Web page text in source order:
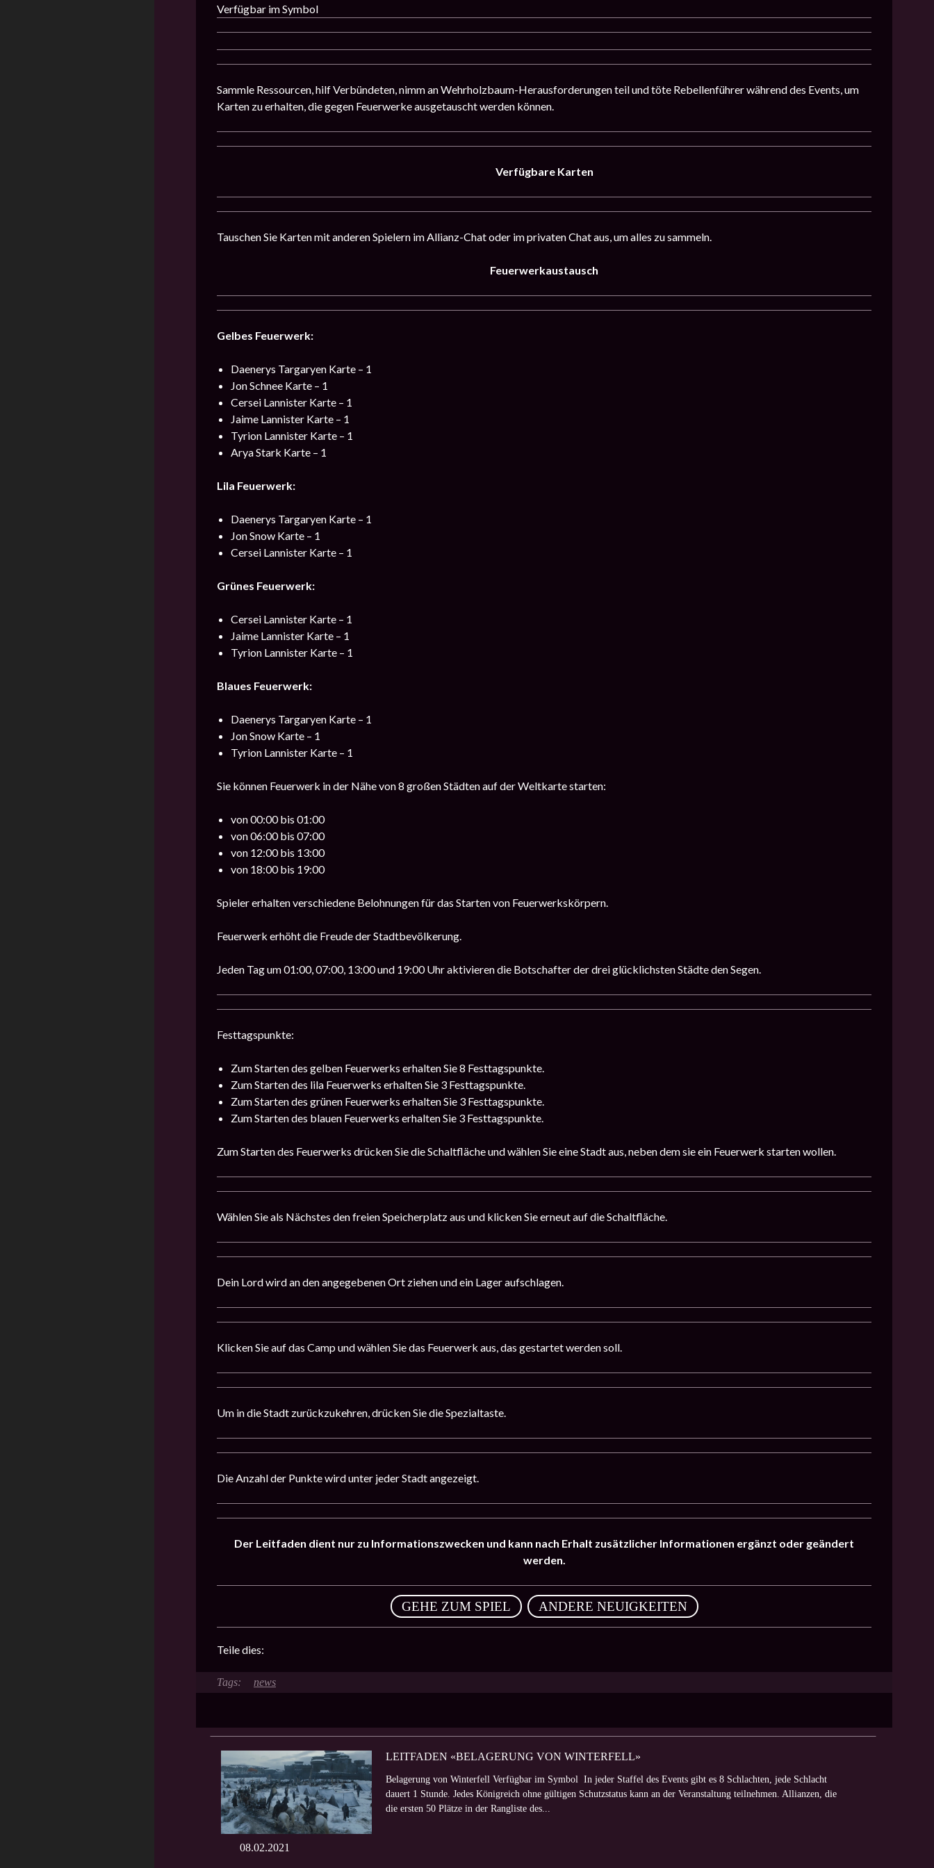
Verfügbar im Symbol
Sammle Ressourcen, hilf Verbündeten, nimm an Wehrholzbaum-Herausforderungen teil und töte Rebellenführer während des Events, um
Karten zu erhalten, die gegen Feuerwerke ausgetauscht werden können.
Verfügbare Karten
Tauschen Sie Karten mit anderen Spielern im Allianz-Chat oder im privaten Chat aus, um alles zu sammeln.
Feuerwerkaustausch
Gelbes Feuerwerk:
Daenerys Targaryen Karte – 1
Jon Schnee Karte – 1
Cersei Lannister Karte – 1
Jaime Lannister Karte – 1
Tyrion Lannister Karte – 1
Arya Stark Karte – 1
Lila Feuerwerk:
Daenerys Targaryen Karte – 1
Jon Snow Karte – 1
Cersei Lannister Karte – 1
Grünes Feuerwerk:
Cersei Lannister Karte – 1
Jaime Lannister Karte – 1
Tyrion Lannister Karte – 1
Blaues Feuerwerk:
Daenerys Targaryen Karte – 1
Jon Snow Karte – 1
Tyrion Lannister Karte – 1
Sie können Feuerwerk in der Nähe von 8 großen Städten auf der Weltkarte starten:
von 00:00 bis 01:00
von 06:00 bis 07:00
von 12:00 bis 13:00
von 18:00 bis 19:00
Spieler erhalten verschiedene Belohnungen für das Starten von Feuerwerkskörpern.
Feuerwerk erhöht die Freude der Stadtbevölkerung.
Jeden Tag um 01:00, 07:00, 13:00 und 19:00 Uhr aktivieren die Botschafter der drei glücklichsten Städte den Segen.
Festtagspunkte:
Zum Starten des gelben Feuerwerks erhalten Sie 8 Festtagspunkte.
Zum Starten des lila Feuerwerks erhalten Sie 3 Festtagspunkte.
Zum Starten des grünen Feuerwerks erhalten Sie 3 Festtagspunkte.
Zum Starten des blauen Feuerwerks erhalten Sie 3 Festtagspunkte.
Zum Starten des Feuerwerks drücken Sie die Schaltfläche und wählen Sie eine Stadt aus, neben dem sie ein Feuerwerk starten wollen.
Wählen Sie als Nächstes den freien Speicherplatz aus und klicken Sie erneut auf die Schaltfläche.
Dein Lord wird an den angegebenen Ort ziehen und ein Lager aufschlagen.
Klicken Sie auf das Camp und wählen Sie das Feuerwerk aus, das gestartet werden soll.
Um in die Stadt zurückzukehren, drücken Sie die Spezialtaste.
Die Anzahl der Punkte wird unter jeder Stadt angezeigt.
Der Leitfaden dient nur zu Informationszwecken und kann nach Erhalt zusätzlicher Informationen ergänzt oder geändert
werden.
GEHE ZUM SPIEL , ANDERE NEUIGKEITEN
Teile dies:
news
08.02.2021
LEITFADEN «BELAGERUNG VON WINTERFELL»
Belagerung von Winterfell Verfügbar im Symbol In jeder Staffel des Events gibt es 8 Schlachten, jede Schlacht
dauert 1 Stunde. Jedes Königreich ohne gültigen Schutzstatus kann an der Veranstaltung teilnehmen. Allianzen, die
die ersten 50 Plätze in der Rangliste des...